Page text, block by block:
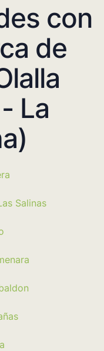
con
de
La
Salinas